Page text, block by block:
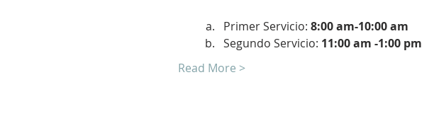
Primer Servicio: 8:00 am-10:00 am
Segundo Servicio: 11:00 am -1:00 pm
Read More >